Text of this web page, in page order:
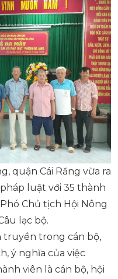
quận Cái Răng vừa ra
luật với 35 thành
Chủ tịch Hội Nông
lạc bộ.
truyền trong cán bộ,
ý nghĩa của việc
viên là cán bộ, hội